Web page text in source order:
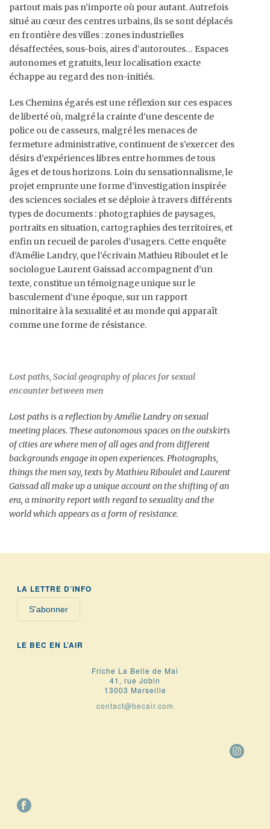
partout mais pas n’importe où pour autant. Autrefois
situé au cœur des centres urbains, ils se sont déplacés
en frontière des villes : zones industrielles
désaffectées, sous-bois, aires d’autoroutes… Espaces
autonomes et gratuits, leur localisation exacte
échappe au regard des non-initiés.
Les Chemins égarés est une réflexion sur ces espaces
de liberté où, malgré la crainte d’une descente de
police ou de casseurs, malgré les menaces de
fermeture administrative, continuent de s’exercer des
désirs d’expériences libres entre hommes de tous
âges et de tous horizons. Loin du sensationnalisme, le
projet emprunte une forme d’investigation inspirée
des sciences sociales et se déploie à travers différents
types de documents : photographies de paysages,
portraits en situation, cartographies des territoires, et
enfin un recueil de paroles d’usagers. Cette enquête
d’Amélie Landry, que l’écrivain Mathieu Riboulet et le
sociologue Laurent Gaissad accompagnent d’un
texte, constitue un témoignage unique sur le
basculement d’une époque, sur un rapport
minoritaire à la sexualité et au monde qui apparaît
comme une forme de résistance.
Lost paths, Social geography of places for sexual
encounter between men
Lost paths is a reflection by Amélie Landry on sexual
meeting places. These autonomous spaces on the outskirts
of cities are where men of all ages and from different
backgrounds engage in open experiences. Photographs,
things the men say, texts by Mathieu Riboulet and Laurent
Gaissad all make up a unique account on the shifting of an
era, a minority report with regard to sexuality and the
world which appears as a form of resistance.
LA LETTRE D’INFO
S'abonner
LE BEC EN L’AIR
Friche La Belle de Mai
41, rue Jobin
13003 Marseille
contact@becair.com